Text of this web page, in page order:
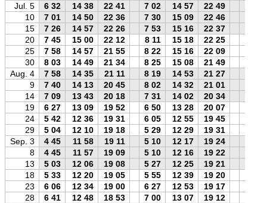
Jul. 5
6 32 14 38 22 41 7 02 14 57 22 49
10
7 01 14 50 22 36 7 30 15 09 22 46
15
7 26 14 57 22 26 7 53 15 16 22 37
20
7 45 15 00 22 12 8 11 15 18 22 25
25
7 58 14 57 21 55 8 22 15 16 22 09
30
8 03 14 49 21 34 8 25 15 08 21 49
Aug. 4
7 58 14 35 21 11 8 19 14 53 21 27
9
7 40 14 13 20 45 8 02 14 32 21 01
14
7 09 13 43 20 18 7 31 14 02 20 34
19
6 27 13 09 19 52 6 50 13 28 20 07
24
5 42 12 36 19 31 6 05 12 55 19 45
29
5 04 12 10 19 18 5 29 12 29 19 31
Sep. 3
4 45 11 58 19 11 5 10 12 17 19 24
8
4 45 11 57 19 09 5 10 12 16 19 22
13
5 03 12 06 19 08 5 27 12 25 19 21
18
5 33 12 20 19 05 5 55 12 39 19 20
23
6 06 12 34 19 00 6 27 12 53 19 17
28
6 41 12 48 18 53 7 00 13 07 19 12